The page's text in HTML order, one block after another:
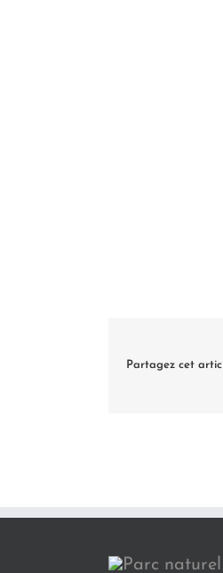
Partagez cet